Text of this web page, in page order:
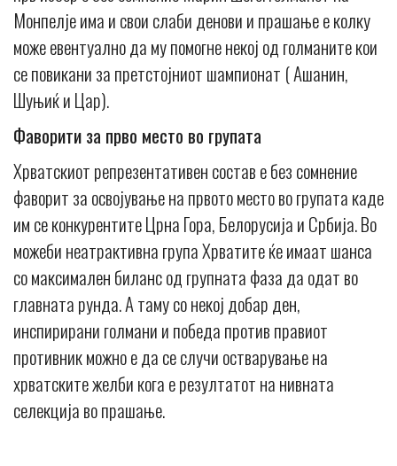
Монпелје има и свои слаби денови и прашање е колку
може евентуално да му помогне некој од голманите кои
се повикани за претстојниот шампионат ( Ашанин,
Шуњиќ и Цар).
Фаворити за прво место во групата
Хрватскиот репрезентативен состав е без сомнение
фаворит за освојување на првото место во групата каде
им се конкурентите Црна Гора, Белорусија и Србија. Во
можеби неатрактивна група Хрватите ќе имаат шанса
со максимален биланс од групната фаза да одат во
главната рунда. А таму со некој добар ден,
инспирирани голмани и победа против правиот
противник можно е да се случи остварување на
хрватските желби кога е резултатот на нивната
селекција во прашање.